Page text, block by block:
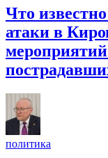
Что
атаки в
политика